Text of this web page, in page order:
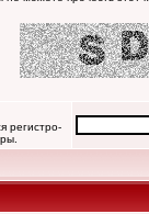
регистро-